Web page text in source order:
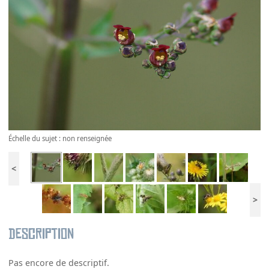
Échelle du sujet : non renseignée
<
>
Description
Pas encore de descriptif.